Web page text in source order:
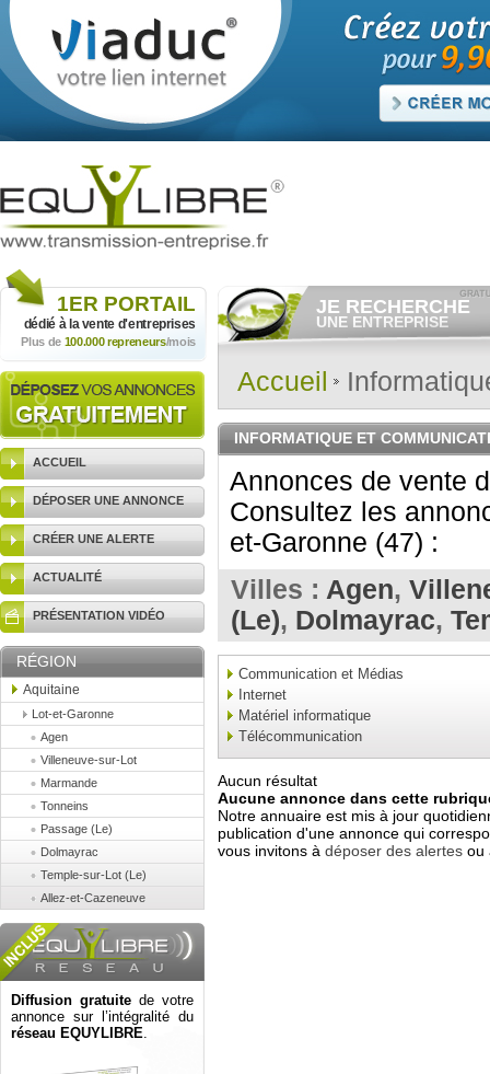
1ER PORTAIL
dédié à la vente d'entreprises
Plus de 100.000 repreneurs/mois
ACCUEIL
DÉPOSER UNE ANNONCE
CRÉER UNE ALERTE
ACTUALITÉ
PRÉSENTATION VIDÉO
RÉGION
Aquitaine
Lot-et-Garonne
Agen
Villeneuve-sur-Lot
Marmande
Tonneins
Passage (Le)
Dolmayrac
Temple-sur-Lot (Le)
Allez-et-Cazeneuve
Diffusion gratuite de votre
annonce sur l’intégralité du
réseau EQUYLIBRE.
JE RECHERCHE
UNE ENTREPRISE
Consulter gratuitementles
vendre.
Et/ou déposer gratuitement
votre recherche d'entreprise.
RECHERCHER UNE
ANNONCE
Accueil
INFORMATIQUE ET
Annonces de vente
Consultez les
et-Garonne (47) :
Villes : Agen,
(Le), Dolmayrac,
Communication et Médias
Internet
Matériel informatique
Télécommunication
Aucun résultat
Aucune annonce dans cette
Notre annuaire est mis à jour
publication d'une annonce qui
vous invitons à déposer des alertes ou